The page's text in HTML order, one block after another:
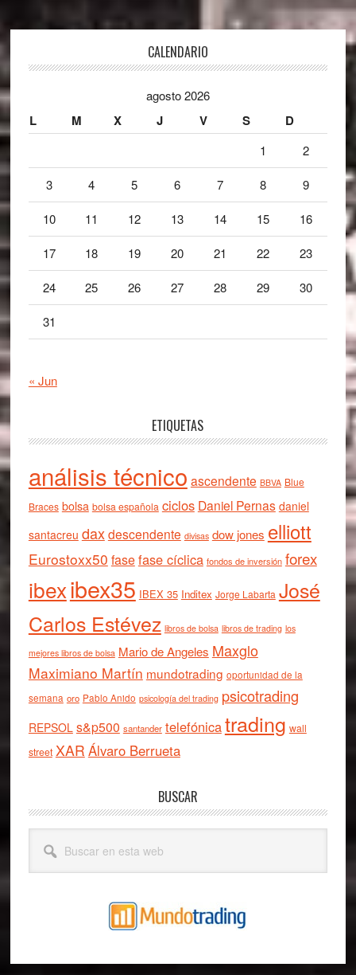
CALENDARIO
agosto 2026
L M X J V S D
1 2
3 4 5 6 7 8 9
10 11 12 13 14 15 16
17 18 19 20 21 22 23
24 25 26 27 28 29 30
31
« Jun
ETIQUETAS
análisis técnico ascendente BBVA Blue
Braces bolsa bolsa española ciclos Daniel Pernas daniel
santacreu daxdescendente divisas dow jones elliott
Eurostoxx50 fasefase cíclica fondos de inversión forex
ibexibex35 IBEX 35 Inditex Jorge Labarta José
Carlos Estévez libros de bolsa libros de trading los
mejores libros de bolsa Mario de Angeles Maxglo
Maximiano Martín mundotrading oportunidad de la
semana oro Pablo Anido psicología del trading psicotrading
REPSOL s&p500 santander telefónicatrading wall
street XAR Álvaro Berrueta
BUSCAR
esta